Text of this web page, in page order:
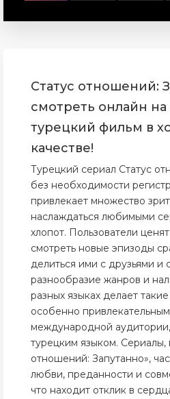
Статус отношений:
смотреть онлайн
турецкий фильм в
качестве!
Турецкий сериал Статус
без необходимости
привлекает множество
наслаждаться любимыми
хлопот. Пользователи
смотреть новые эпизоды
делиться ими с друзьями и
разнообразие жанров и
разных языках делает
особенно
международной
турецким языком.
отношений: Запутанно»,
любви, преданности и
что находит отклик в